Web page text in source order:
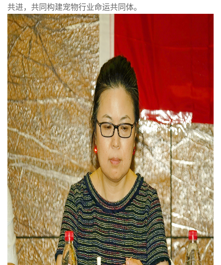
共进，共同构建宠物行业命运共同体。